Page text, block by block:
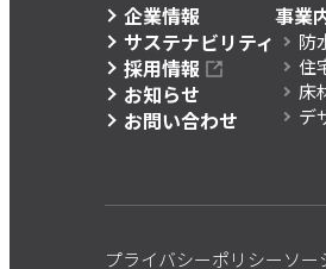
企業情報
サステナビリティ
採用情報
お知らせ
お問い合わせ
事業
防
住
床
デ
プライバシーポリシーソー